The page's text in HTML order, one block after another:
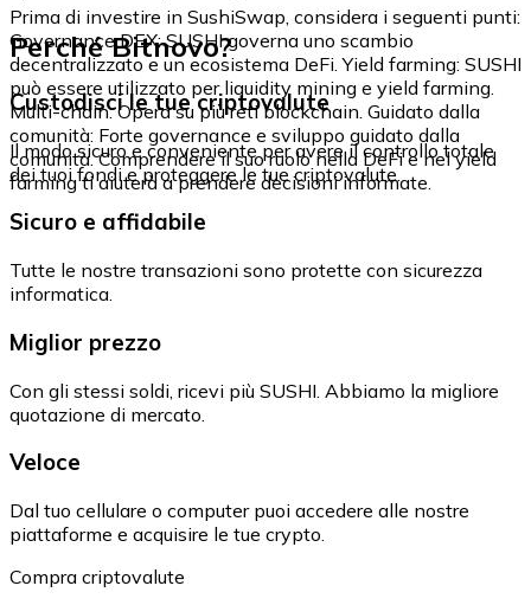
Prima di investire in SushiSwap, considera i seguenti punti:
Governance DEX: SUSHI governa uno scambio
decentralizzato e un ecosistema DeFi. Yield farming: SUSHI
può essere utilizzato per liquidity mining e yield farming.
Multi-chain: Opera su più reti blockchain. Guidato dalla
comunità: Forte governance e sviluppo guidato dalla
comunità. Comprendere il suo ruolo nella DeFi e nel yield
farming ti aiuterà a prendere decisioni informate.
Perché Bitnovo?
Custodisci le tue criptovalute
Il modo sicuro e conveniente per avere il controllo totale
dei tuoi fondi e proteggere le tue criptovalute.
Sicuro e affidabile
Tutte le nostre transazioni sono protette con sicurezza
informatica.
Miglior prezzo
Con gli stessi soldi, ricevi più SUSHI. Abbiamo la migliore
quotazione di mercato.
Veloce
Dal tuo cellulare o computer puoi accedere alle nostre
piattaforme e acquisire le tue crypto.
Compra criptovalute